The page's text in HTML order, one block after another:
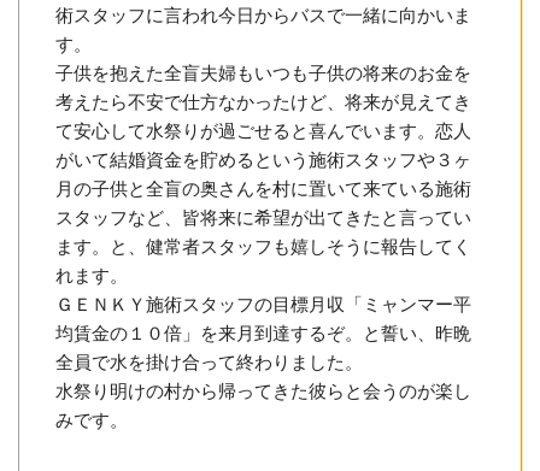
術スタッフに言われ今日からバスで一緒に向かいま
す。
子供を抱えた全盲夫婦もいつも子供の将来のお金を
考えたら不安で仕方なかったけど、将来が見えてき
て安心して水祭りが過ごせると喜んでいます。恋人
がいて結婚資金を貯めるという施術スタッフや３ヶ
月の子供と全盲の奥さんを村に置いて来ている施術
スタッフなど、皆将来に希望が出てきたと言ってい
ます。と、健常者スタッフも嬉しそうに報告してく
れます。
ＧＥＮＫＹ施術スタッフの目標月収「ミャンマー平
均賃金の１０倍」を来月到達するぞ。と誓い、昨晩
全員で水を掛け合って終わりました。
水祭り明けの村から帰ってきた彼らと会うのが楽し
みです。